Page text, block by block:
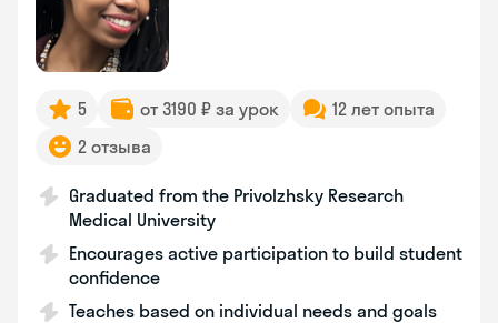
5 от 3190 ₽ за урок
12 лет опыта
2 отзыва
Graduated from the Privolzhsky Research
Medical University
Encourages active participation to build student
confidence
Teaches based on individual needs and goals